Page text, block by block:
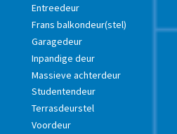
Entreedeur
Frans balkondeur(stel)
Garagedeur
Inpandige deur
Massieve achterdeur
Studentendeur
Terrasdeurstel
Voordeur